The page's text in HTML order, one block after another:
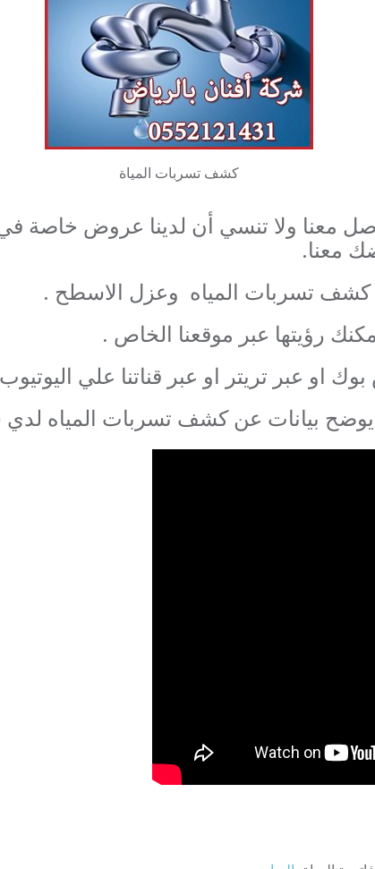
كشف تسربات المياة
معنا ولا تنسي أن لدينا عروض خاصة
معنا.
كشف تسربات المياه وعزل الاسطح .
رؤيتها عبر موقعنا الخاص .
او عبر تريتر او عبر قناتنا علي
يوضح بيانات عن كشف تسربات المياه لدي